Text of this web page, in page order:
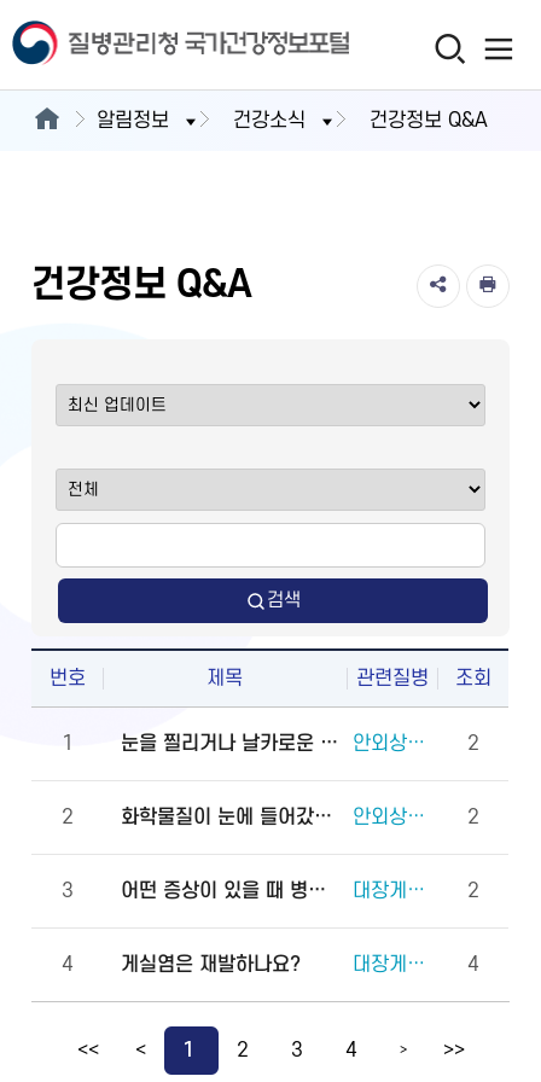
알림정보 건강소식 건강정보 Q&A
건강정보 Q&A
검색
번호 제목 관련질병 조회
1 눈을 찔리거나 날카로운 물체에 다쳤을 때 물로 씻어도 되나요? 안외상(천공 외상) 2
2 화학물질이 눈에 들어갔을 때 안과에 먼저 가야 하나요, 물로 먼저 씻어야 하나요? 안외상(각막화상) 2
3 어떤 증상이 있을 때 병원에 바로 가야 하나요? 대장게실증 2
4 게실염은 재발하나요? 대장게실증 4
<< < 1 2 3 4 > >>